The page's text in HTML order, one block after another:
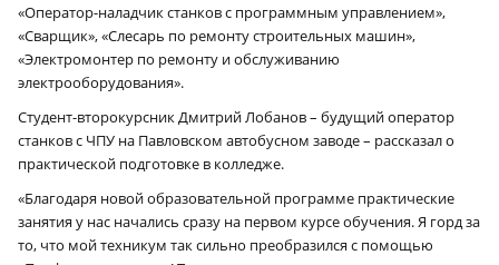
«Оператор-наладчик станков с программным управлением»,
«Сварщик», «Слесарь по ремонту строительных машин»,
«Электромонтер по ремонту и обслуживанию
электрооборудования».
Студент-второкурсник Дмитрий Лобанов – будущий оператор
станков с ЧПУ на Павловском автобусном заводе – рассказал о
практической подготовке в колледже.
«Благодаря новой образовательной программе практические
занятия у нас начались сразу на первом курсе обучения. Я горд за
то, что мой техникум так сильно преобразился с помощью